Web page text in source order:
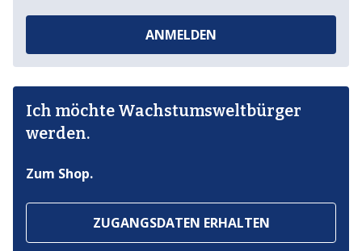
ANMELDEN
Ich möchte Wachstumsweltbürger
werden.
Zum Shop.
ZUGANGSDATEN ERHALTEN